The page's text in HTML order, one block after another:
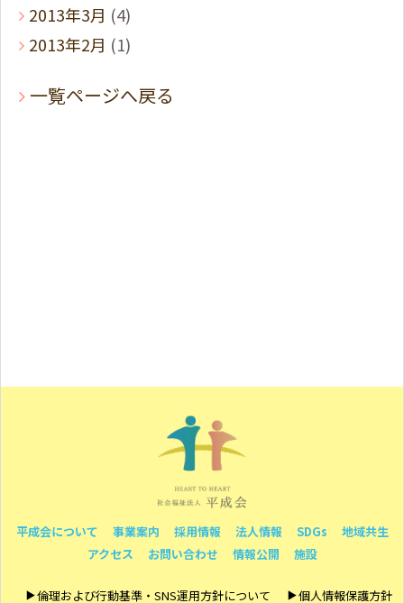
2013年3月 (4)
2013年2月 (1)
一覧ページへ戻る
平成会について 事業案内 採用情報 法人情報 SDGs
地域共生
アクセス
お問い合わせ 情報公開 施設
倫理および行動基準・SNS運用方針について 個人情報保護方針